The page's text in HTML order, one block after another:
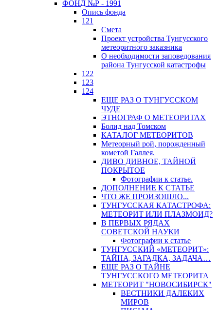
ФОНД №Р - 1991
Опись фонда
121
Смета
Проект устройства Тунгусского
метеоритного заказника
О необходимости заповедования
района Тунгусской катастрофы
122
123
124
ЕЩЕ РАЗ О ТУНГУССКОМ
ЧУДЕ
ЭТНОГРАФ О МЕТЕОРИТАХ
Болид над Томском
КАТАЛОГ МЕТЕОРИТОВ
Метеорный рой, порожденный
кометой Галлея.
ДИВО ДИВНОЕ, ТАЙНОЙ
ПОКРЫТОЕ
Фотографии к статье.
ДОПОЛНЕНИЕ К СТАТЬЕ
ЧТО ЖЕ ПРОИЗОШЛО...
ТУНГУССКАЯ КАТАСТРОФА:
МЕТЕОРИТ ИЛИ ПЛАЗМОИД?
В ПЕРВЫХ РЯДАХ
СОВЕТСКОЙ НАУКИ
Фотографии к статье
ТУНГУССКИЙ «МЕТЕОРИТ»:
ТАЙНА, ЗАГАДКА, ЗАДАЧА…
ЕЩЕ РАЗ О ТАЙНЕ
ТУНГУССКОГО МЕТЕОРИТА
МЕТЕОРИТ "НОВОСИБИРСК"
ВЕСТНИКИ ДАЛЕКИХ
МИРОВ